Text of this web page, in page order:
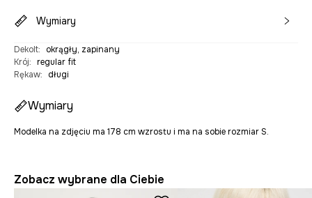
Wymiary
Dekolt:
okrągły, zapinany
Krój: regular fit
Rękaw: długi
Wymiary
Modelka na zdjęciu ma 178 cm wzrostu i ma na sobie rozmiar S.
Zobacz wybrane dla Ciebie